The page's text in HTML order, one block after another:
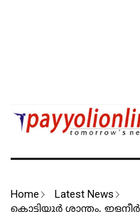
Home Latest News
കൊട്ടിയൂർ ശാന്തം,